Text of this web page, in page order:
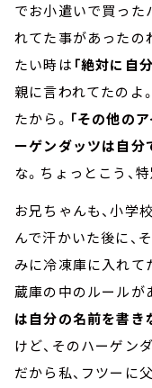
でお小遣いで買った
れてた事があったの
たい時は 「絶対に自
親に言われてたのよ
たから。 「その他の
ーゲンダッツは自分
な。ちょっとこう、
お兄ちゃんも、小学
んで汗かいた後に、
みに冷凍庫に入れて
蔵庫の中のルールが
は自分の名前を書き
けど、そのハーゲン
だから私、フツーに